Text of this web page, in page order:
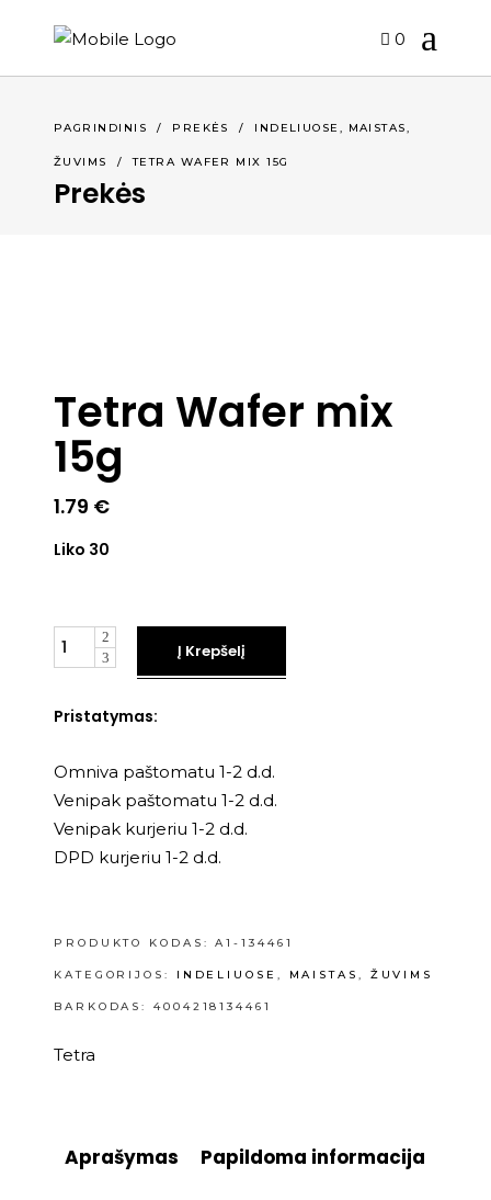
0
PAGRINDINIS / PREKĖS / INDELIUOSE , MAISTAS,
ŽUVIMS /TETRA WAFER MIX 15G
Prekės
Tetra Wafer mix
15g
1.79 €
Liko 30
Kiekis
Į Krepšelį
Pristatymas:
Omniva paštomatu 1-2 d.d.
Venipak paštomatu 1-2 d.d.
Venipak kurjeriu 1-2 d.d.
DPD kurjeriu 1-2 d.d.
PRODUKTO KODAS:A1-134461
KATEGORIJOS: INDELIUOSE , MAISTAS , ŽUVIMS
BARKODAS: 4004218134461
Tetra
Aprašymas Papildoma informacija